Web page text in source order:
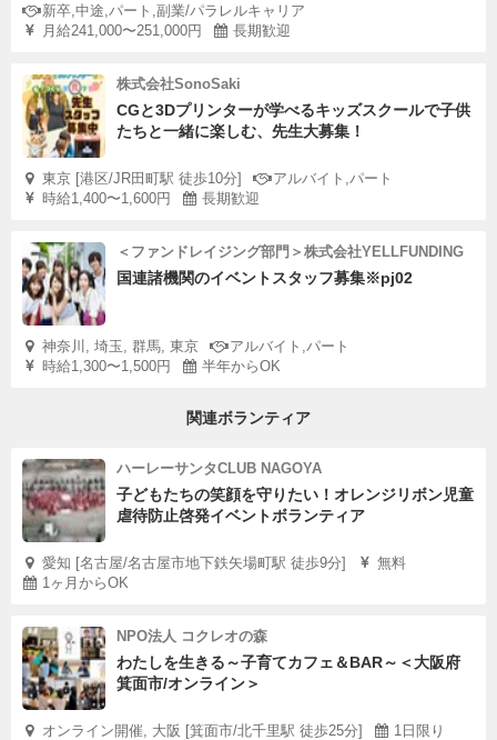
新卒,中途,パート,副業/パラレルキャリア
月給241,000〜251,000円
長期歓迎
株式会社SonoSaki
CGと3Dプリンターが学べるキッズスクールで子供
たちと一緒に楽しむ、先生大募集！
東京 [港区/JR田町駅 徒歩10分]
アルバイト,パート
時給1,400〜1,600円
長期歓迎
＜ファンドレイジング部門＞株式会社YELLFUNDING
国連諸機関のイベントスタッフ募集※pj02
神奈川, 埼玉, 群馬, 東京
アルバイト,パート
時給1,300〜1,500円
半年からOK
関連ボランティア
ハーレーサンタCLUB NAGOYA
子どもたちの笑顔を守りたい！オレンジリボン児童
虐待防止啓発イベントボランティア
愛知 [名古屋/名古屋市地下鉄矢場町駅 徒歩9分]
無料
1ヶ月からOK
NPO法人 コクレオの森
わたしを生きる～子育てカフェ＆BAR～＜大阪府
箕面市/オンライン＞
オンライン開催, 大阪 [箕面市/北千里駅 徒歩25分]
1日限り